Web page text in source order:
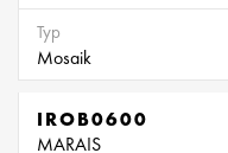
Typ
Mosaik
IROB0600
MARAIS